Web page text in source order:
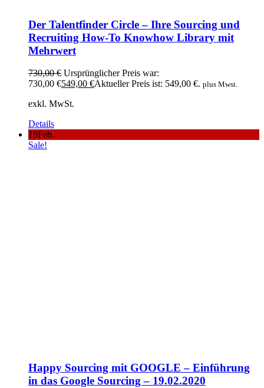
Der Talentfinder Circle – Ihre Sourcing und
Recruiting How-To Knowhow Library mit
Mehrwert
730,00€ Ursprünglicher Preis war:
730,00 €549,00 €Aktueller Preis ist: 549,00 €. plus Mwst.
exkl. MwSt.
Details
19Feb.
Sale!
Happy Sourcing mit GOOGLE – Einführung
in das Google Sourcing – 19.02.2020